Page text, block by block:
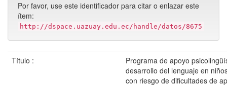
Por favor, use este identificador para citar o enlazar este
ítem:
http://dspace.uazuay.edu.ec/handle/datos/8675
Título :
Programa de apoyo
desarrollo del lenguaje en
con riesgo de dificultades de